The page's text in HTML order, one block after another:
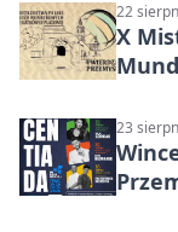
22
X
23